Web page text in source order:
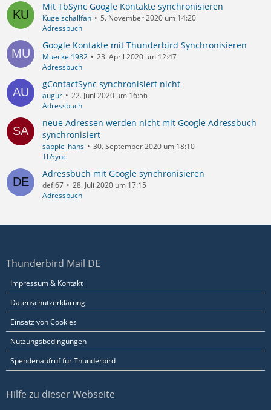
Mit TbSync Google Kontakte synchronisieren
Kugelschallfan
5. November 2020 um 14:20
Adressbuch
Google Kontakte mit Thunderbird Synchronisieren
Muecke.1982
23. April 2020 um 12:47
Adressbuch
gContactSync synchronisiert nicht
augur
22. Juni 2020 um 16:56
Adressbuch
neue Adressen werden nicht mit Google Adressbuch
synchronisiert
sappie_hans
30. September 2020 um 18:10
TbSync
Adressbuch mit Google synchronisieren
defi67
28. Juli 2020 um 17:15
Adressbuch
Thunderbird Mail DE
Impressum & Kontakt
Datenschutzerklärung
Einsatz von Cookies
Nutzungsbedingungen
Spendenaufruf für Thunderbird
Hilfe zu dieser Webseite